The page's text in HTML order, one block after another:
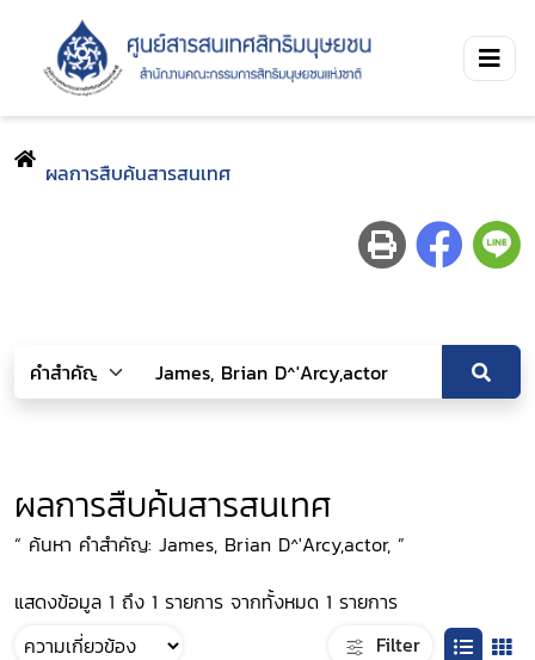
ผลการสืบค้นสารสนเทศ
ผลการสืบค้นสารสนเทศ
“ ค้นหา คำสำคัญ: James, Brian D^'Arcy,actor, ”
แสดงข้อมูล 1 ถึง 1 รายการ จากทั้งหมด 1 รายการ
Filter